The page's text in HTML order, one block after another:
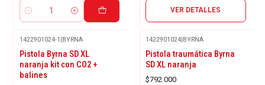
Cantidad
VER DETALLES
1422901024-1 BYRNA
Pistola Byrna SD XL
naranja kit con CO2 +
balines
1422901024 BYRNA
Pistola traumática Byrna
SD XL naranja
$792.000